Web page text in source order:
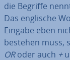
die Begriffe
Das englische
Eingabe eben
bestehen muss,
ORoder auch +